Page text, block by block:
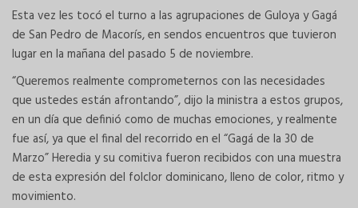
Esta vez les tocó el turno a las agrupaciones de Guloya y Gagá
de San Pedro de Macorís, en sendos encuentros que tuvieron
lugar en la mañana del pasado 5 de noviembre.
“Queremos realmente comprometernos con las necesidades
que ustedes están afrontando”, dijo la ministra a estos grupos,
en un día que definió como de muchas emociones, y realmente
fue así, ya que el final del recorrido en el “Gagá de la 30 de
Marzo” Heredia y su comitiva fueron recibidos con una muestra
de esta expresión del folclor dominicano, lleno de color, ritmo y
movimiento.